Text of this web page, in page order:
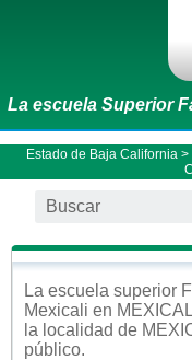
La escuela Superior
Estado de Baja California >
La escuela superior
Mexicali en MEXICALI
la localidad de
público.